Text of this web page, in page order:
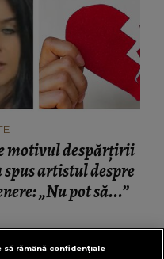
motivul despărțirii
artistul despre
„Nu pot să...”
să rămână confidențiale